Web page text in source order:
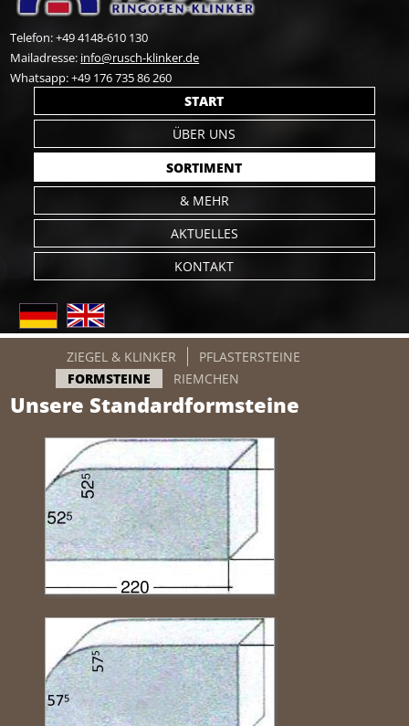
Telefon: +49 4148-610 130
Mailadresse: info@rusch-klinker.de
Whatsapp: +49 176 735 86 260
überspringen
START
ÜBER UNS
SORTIMENT
& MEHR
AKTUELLES
KONTAKT
Navigation
überspringen
ZIEGEL & KLINKER
PFLASTERSTEINE
FORMSTEINE
RIEMCHEN
Unsere Standardformsteine